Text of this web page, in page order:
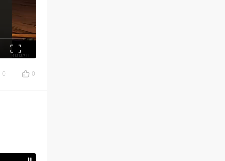
0 0